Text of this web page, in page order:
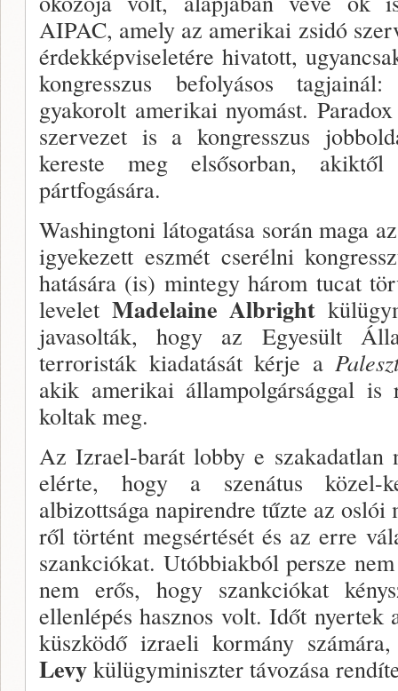
AIPAC, amely az amerikai zsidó
érdekképviseletére hivatott,
kongresszus befolyásos
gyakorolt amerikai nyomást.
szervezet is a kongresszus
kereste meg elsősorban,
pártfogására.
Washingtoni látogatása során maga
igyeke­zett eszmét cserélni
hatására (is) mint­egy három tucat
levelet Madelaine Albright
javasolták, hogy az Egyesült
terroristák ki­adatását kérje a
akik amerikai állampol­gársággal
koltak meg.
Az Izrael-barát lobby e szakadatlan
elérte, hogy a szenátus közel-
albizottsága napirendre tűz­te az
ről történt megsértését és az erre
szankció­kat. Utóbbiakból persze
nem erős, hogy szankciókat
ellenlépés hasznos volt. Időt nyer­tek
küsz­ködő izraeli kormány
Levy külügyminiszter távozása